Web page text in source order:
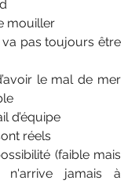
mouiller
pas toujours être
le mal de mer
d’équipe
réels
n'arrive jamais à